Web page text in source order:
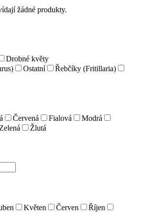
žádné produkty.
Drobné květy
Ostatní
Řebčíky (Fritillaria)
Červená Fialová
Modrá
Zelená Žlutá
Květen Červen
Říjen